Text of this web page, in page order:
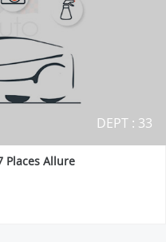
DEPT : 33
Places Allure